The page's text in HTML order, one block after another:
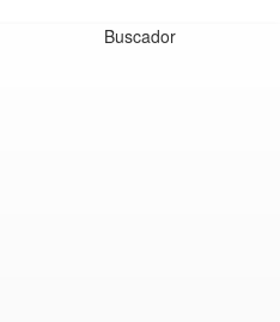
Buscador